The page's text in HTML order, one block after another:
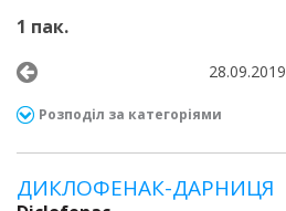
1 пак.
28.09.2019
Розподіл за категоріями
ДИКЛОФЕНАК-ДАРНИЦЯ